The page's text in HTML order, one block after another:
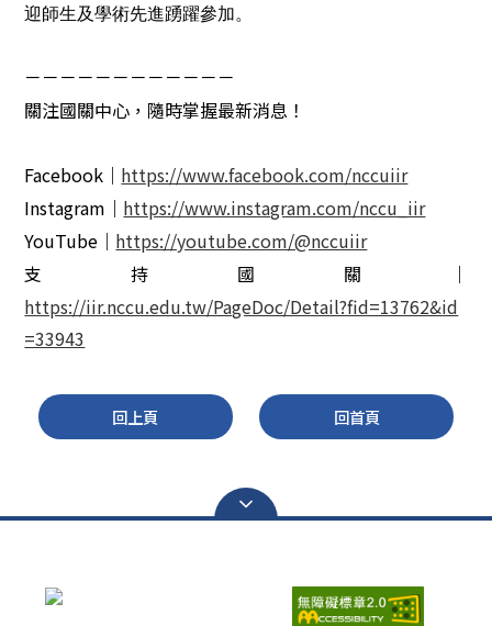
迎師生及學術先進踴躍參加。
－－－－－－－－－－－－
關注國關中心，隨時掌握最新消息！
Facebook｜ https://www.facebook.com/nccuiir
Instagram｜ https://www.instagram.com/nccu_iir
YouTube｜ https://youtube.com/@nccuiir
支持國關｜
https://iir.nccu.edu.tw/PageDoc/Detail?fid=13762&id
=33943
回上頁 回首頁